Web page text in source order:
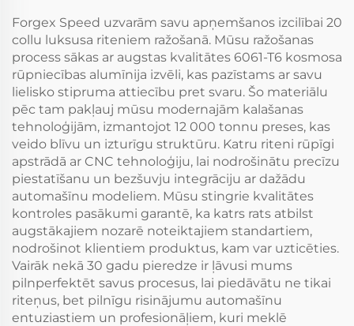
Forgex Speed uzvarām savu apņemšanos izcilībai 20
collu luksusa riteniem ražošanā. Mūsu ražošanas
process sākas ar augstas kvalitātes 6061-T6 kosmosa
rūpniecības alumīnija izvēli, kas pazīstams ar savu
lielisko stipruma attiecību pret svaru. Šo materiālu
pēc tam pakļauj mūsu modernajām kalašanas
tehnoloģijām, izmantojot 12 000 tonnu preses, kas
veido blīvu un izturīgu struktūru. Katru riteni rūpīgi
apstrādā ar CNC tehnoloģiju, lai nodrošinātu precīzu
piestatīšanu un bezšuvju integrāciju ar dažādu
automašīnu modeliem. Mūsu stingrie kvalitātes
kontroles pasākumi garantē, ka katrs rats atbilst
augstākajiem nozarē noteiktajiem standartiem,
nodrošinot klientiem produktus, kam var uzticēties.
Vairāk nekā 30 gadu pieredze ir ļāvusi mums
pilnperfektēt savus procesus, lai piedāvātu ne tikai
riteņus, bet pilnīgu risinājumu automašīnu
entuziastiem un profesionāļiem, kuri meklē